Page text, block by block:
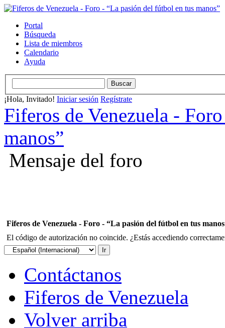
Portal
Búsqueda
Lista de miembros
Calendario
Ayuda
¡Hola, Invitado! Iniciar sesión Regístrate
Fiferos de Venezuela -
manos”
Mensaje del foro
Fiferos de Venezuela - Foro - “La pasión del fútbol en tus
El código de autorización no coincide. ¿Estás accediendo
Contáctanos
Fiferos de Venezuela
Volver arriba